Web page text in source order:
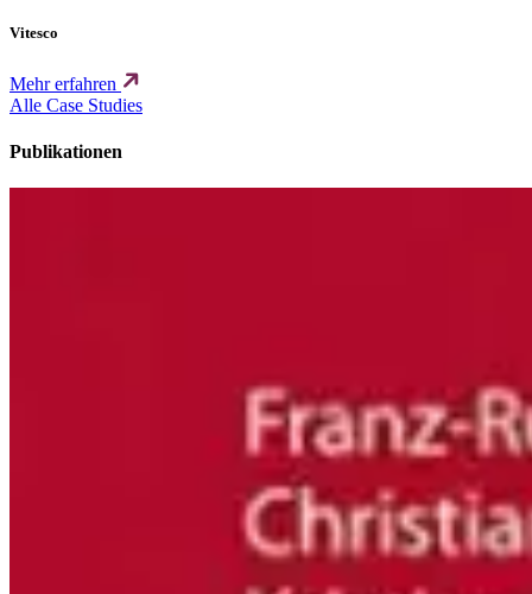
Vitesco
Mehr erfahren
Alle Case Studies
Publikationen